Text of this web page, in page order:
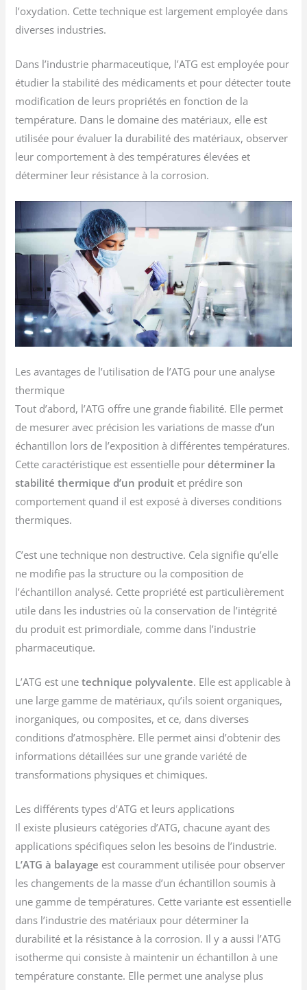
l’oxydation. Cette technique est largement employée dans
diverses industries.
Dans l’industrie pharmaceutique, l’ATG est employée pour
étudier la stabilité des médicaments et pour détecter toute
modification de leurs propriétés en fonction de la
température. Dans le domaine des matériaux, elle est
utilisée pour évaluer la durabilité des matériaux, observer
leur comportement à des températures élevées et
déterminer leur résistance à la corrosion.
Les avantages de l’utilisation de l’ATG pour une analyse
thermique
Tout d’abord, l’ATG offre une grande fiabilité. Elle permet
de mesurer avec précision les variations de masse d’un
échantillon lors de l’exposition à différentes températures.
Cette caractéristique est essentielle pourdéterminer la
stabilité thermique d’un produit et prédire son
comportement quand il est exposé à diverses conditions
thermiques.
C’est une technique non destructive. Cela signifie qu’elle
ne modifie pas la structure ou la composition de
l’échantillon analysé. Cette propriété est particulièrement
utile dans les industries où la conservation de l’intégrité
du produit est primordiale, comme dans l’industrie
pharmaceutique.
L’ATG est unetechnique polyvalente. Elle est applicable à
une large gamme de matériaux, qu’ils soient organiques,
inorganiques, ou composites, et ce, dans diverses
conditions d’atmosphère. Elle permet ainsi d’obtenir des
informations détaillées sur une grande variété de
transformations physiques et chimiques.
Les différents types d’ATG et leurs applications
Il existe plusieurs catégories d’ATG, chacune ayant des
applications spécifiques selon les besoins de l’industrie.
L’ATG à balayage est couramment utilisée pour observer
les changements de la masse d’un échantillon soumis à
une gamme de températures. Cette variante est essentielle
dans l’industrie des matériaux pour déterminer la
durabilité et la résistance à la corrosion. Il y a aussi l’ATG
isotherme qui consiste à maintenir un échantillon à une
température constante. Elle permet une analyse plus